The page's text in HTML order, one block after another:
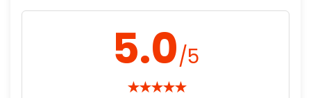
5.0/5
★★★★★